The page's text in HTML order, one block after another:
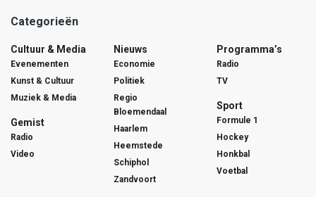
Categorieën
Cultuur & Media
Evenementen
Kunst & Cultuur
Muziek & Media
Gemist
Radio
Video
Nieuws
Economie
Politiek
Regio
Bloemendaal
Haarlem
Heemstede
Schiphol
Zandvoort
Programma’s
Radio
TV
Sport
Formule 1
Hockey
Honkbal
Voetbal